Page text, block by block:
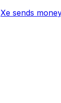
Xe sends